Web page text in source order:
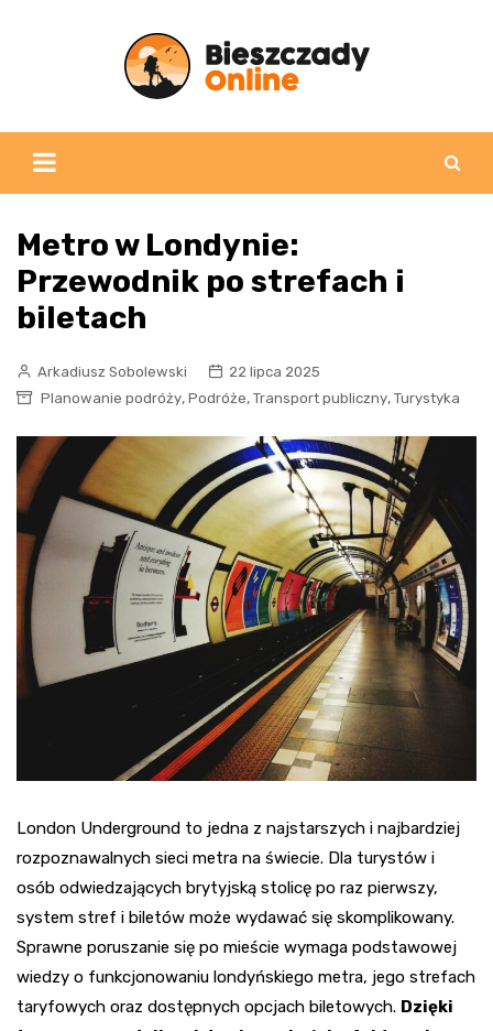
Metro w Londynie:
Przewodnik po strefach i
biletach
Arkadiusz Sobolewski
22 lipca 2025
Planowanie podróży, Podróże, Transport publiczny, Turystyka
London Underground to jedna z najstarszych i najbardziej
rozpoznawalnych sieci metra na świecie. Dla turystów i
osób odwiedzających brytyjską stolicę po raz pierwszy,
system stref i biletów może wydawać się skomplikowany.
Sprawne poruszanie się po mieście wymaga podstawowej
wiedzy o funkcjonowaniu londyńskiego metra, jego strefach
taryfowych oraz dostępnych opcjach biletowych. Dzięki